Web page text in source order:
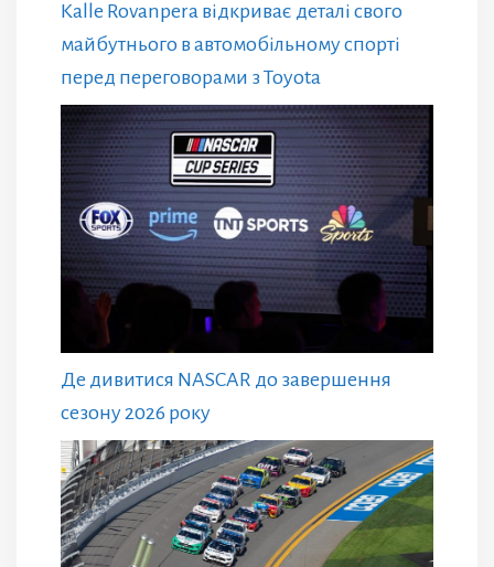
Kalle Rovanpera відкриває деталі свого
майбутнього в автомобільному спорті
перед переговорами з Toyota
Де дивитися NASCAR до завершення
сезону 2026 року